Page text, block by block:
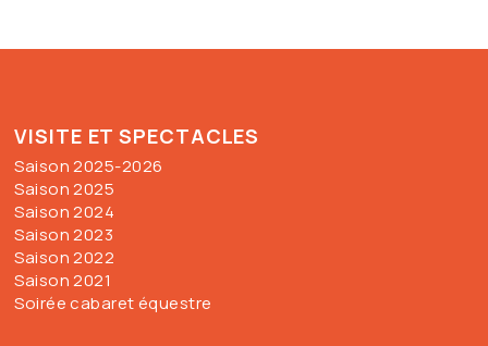
VISITE ET SPECTACLES
Saison 2025-2026
Saison 2025
Saison 2024
Saison 2023
Saison 2022
Saison 2021
Soirée cabaret équestre